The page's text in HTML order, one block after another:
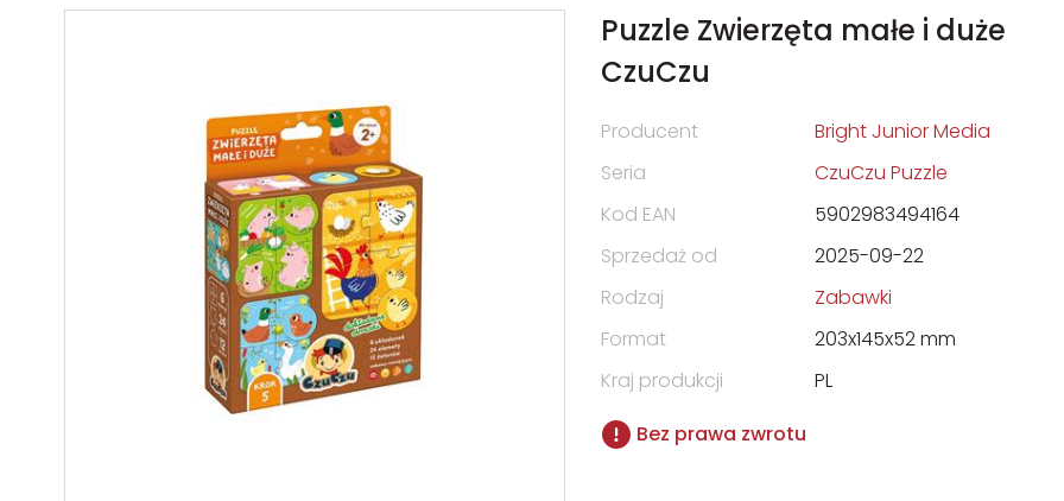
Puzzle Zwierzęta małe i duże
CzuCzu
Producent
Bright Junior Media
Seria
CzuCzu Puzzle
Kod EAN
5902983494164
Sprzedaż od
2025-09-22
Rodzaj
Zabawki
Format
203x145x52 mm
Kraj produkcji
PL
Bez prawa zwrotu